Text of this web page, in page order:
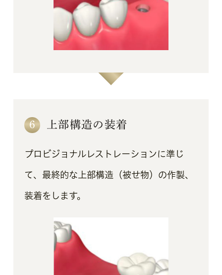
6 上部構造の装着
プロビジョナルレストレーションに準じ
て、最終的な上部構造（被せ物）の作製、
装着をします。